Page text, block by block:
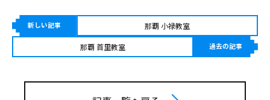
新しい記事 那覇 小禄教室
那覇 首里教室 過去の記事